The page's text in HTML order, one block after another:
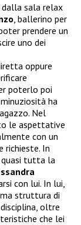
dalla sala relax
, ballerino per
prendere un
uno dei
oppure
poterlo poi
ha
Nel
le aspettative
con un
In
tutta la
con lui. In lui,
struttura di
oltre
che lei